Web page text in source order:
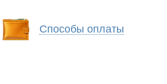
Способы оплаты